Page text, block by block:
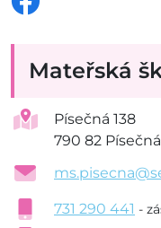
Mateřská
Písečná 138
790 82 Písečná
731 290 441 -